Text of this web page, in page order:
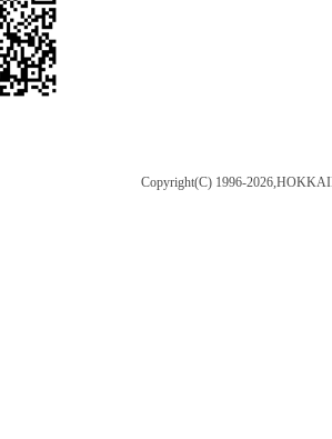
Copyright(C) 1996-